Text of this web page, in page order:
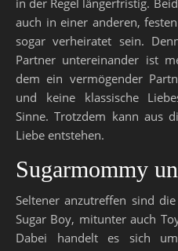
auch in einer anderen,
sogar verheiratet sein.
Partner untereinander ist
dem ein vermögender
und keine klassische
Sinne. Trotzdem kann aus
Liebe entstehen.
Sugarmommy
Seltener anzutreffen sind
Sugar Boy, mitunter auch
Dabei handelt es sich